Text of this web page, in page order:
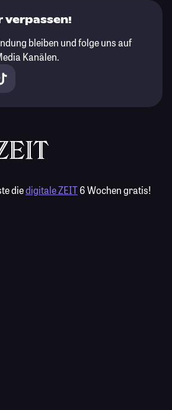
verpassen!
bleiben und folge uns auf
Kanälen.
diedigitale ZEIT6 Wochen gratis!